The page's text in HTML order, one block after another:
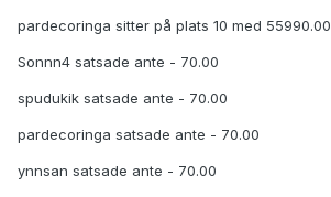
pardecoringa sitter på plats 10 med 55990.00
Sonnn4 satsade ante - 70.00
spudukik satsade ante - 70.00
pardecoringa satsade ante - 70.00
ynnsan satsade ante - 70.00